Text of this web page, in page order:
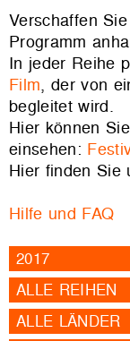
Verschaffen
Programm
In jeder Reihe
Film, der von
begleitet wird.
Hier können
einsehen:
Hier finden Sie
Hilfe und FAQ
2017
ALLE REIHEN
ALLE LÄNDER